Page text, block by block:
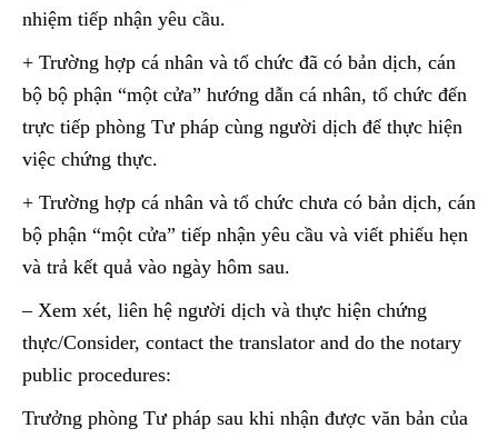
nhiệm tiếp nhận yêu cầu.
+ Trường hợp cá nhân và tổ chức đã có bản dịch, cán
bộ bộ phận “một cửa” hướng dẫn cá nhân, tổ chức đến
trực tiếp phòng Tư pháp cùng người dịch để thực hiện
việc chứng thực.
+ Trường hợp cá nhân và tổ chức chưa có bản dịch, cán
bộ phận “một cửa” tiếp nhận yêu cầu và viết phiếu hẹn
và trả kết quả vào ngày hôm sau.
– Xem xét, liên hệ người dịch và thực hiện chứng
thực/Consider, contact the translator and do the notary
public procedures:
Trưởng phòng Tư pháp sau khi nhận được văn bản của